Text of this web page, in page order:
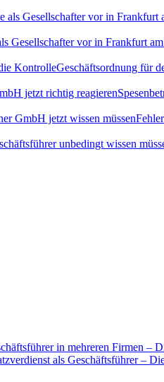
Gesellschafter vor in Frankfurt
Geschäftsordnung für
in mehreren Firmen –
als Geschäftsführer –